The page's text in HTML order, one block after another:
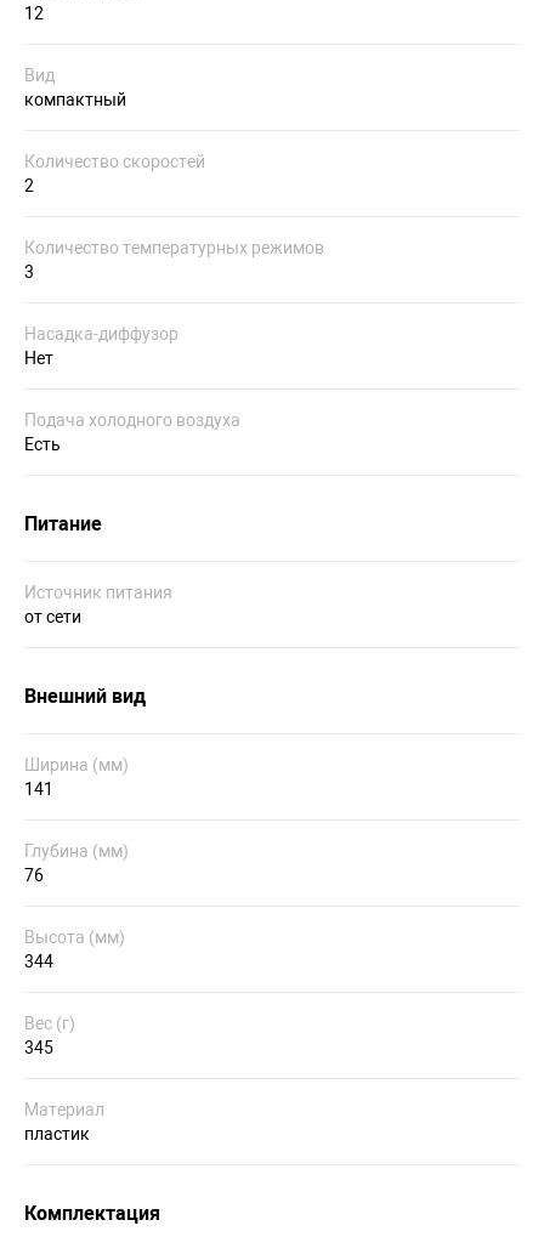
12
Вид
компактный
Количество скоростей
2
Количество температурных режимов
3
Насадка-диффузор
Нет
Подача холодного воздуха
Есть
Питание
Источник питания
от сети
Внешний вид
Ширина (мм)
141
Глубина (мм)
76
Высота (мм)
344
Вес (г)
345
Материал
пластик
Комплектация